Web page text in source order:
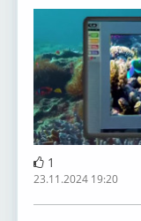
1
23.11.2024 19:20